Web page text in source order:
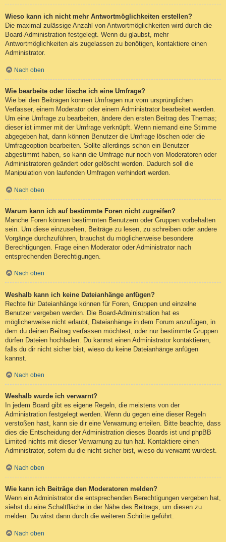
Wieso kann ich nicht mehr Antwortmöglichkeiten erstellen?
Die maximal zulässige Anzahl von Antwortmöglichkeiten wird durch die
Board-Administration festgelegt. Wenn du glaubst, mehr
Antwortmöglichkeiten als zugelassen zu benötigen, kontaktiere einen
Administrator.
Nach oben
Wie bearbeite oder lösche ich eine Umfrage?
Wie bei den Beiträgen können Umfragen nur vom ursprünglichen
Verfasser, einem Moderator oder einem Administrator bearbeitet werden.
Um eine Umfrage zu bearbeiten, ändere den ersten Beitrag des Themas;
dieser ist immer mit der Umfrage verknüpft. Wenn niemand eine Stimme
abgegeben hat, dann können Benutzer die Umfrage löschen oder die
Umfrageoption bearbeiten. Sollte allerdings schon ein Benutzer
abgestimmt haben, so kann die Umfrage nur noch von Moderatoren oder
Administratoren geändert oder gelöscht werden. Dadurch soll die
Manipulation von laufenden Umfragen verhindert werden.
Nach oben
Warum kann ich auf bestimmte Foren nicht zugreifen?
Manche Foren können bestimmten Benutzern oder Gruppen vorbehalten
sein. Um diese einzusehen, Beiträge zu lesen, zu schreiben oder andere
Vorgänge durchzuführen, brauchst du möglicherweise besondere
Berechtigungen. Frage einen Moderator oder Administrator nach
entsprechenden Berechtigungen.
Nach oben
Weshalb kann ich keine Dateianhänge anfügen?
Rechte für Dateianhänge können für Foren, Gruppen und einzelne
Benutzer vergeben werden. Die Board-Administration hat es
möglicherweise nicht erlaubt, Dateianhänge in dem Forum anzufügen, in
dem du deinen Beitrag verfassen möchtest, oder nur bestimmte Gruppen
dürfen Dateien hochladen. Du kannst einen Administrator kontaktieren,
falls du dir nicht sicher bist, wieso du keine Dateianhänge anfügen
kannst.
Nach oben
Weshalb wurde ich verwarnt?
In jedem Board gibt es eigene Regeln, die meistens von der
Administration festgelegt werden. Wenn du gegen eine dieser Regeln
verstoßen hast, kann sie dir eine Verwarnung erteilen. Bitte beachte, dass
dies die Entscheidung der Administration dieses Boards ist und phpBB
Limited nichts mit dieser Verwarnung zu tun hat. Kontaktiere einen
Administrator, sofern du die nicht sicher bist, wieso du verwarnt wurdest.
Nach oben
Wie kann ich Beiträge den Moderatoren melden?
Wenn ein Administrator die entsprechenden Berechtigungen vergeben hat,
siehst du eine Schaltfläche in der Nähe des Beitrags, um diesen zu
melden. Du wirst dann durch die weiteren Schritte geführt.
Nach oben